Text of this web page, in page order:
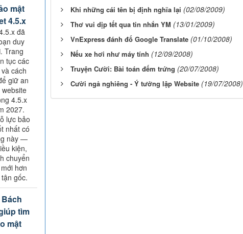
Khi những cái tên bị định nghĩa lại (02/08/2009)
Thơ vui dịp tết qua tin nhắn YM (13/01/2009)
VnExpress đánh đố Google Translate (01/10/2008)
Nếu xe hơi như máy tính (12/09/2008)
Truyện Cười: Bài toán đếm trứng (20/07/2008)
Cười ngả nghiêng - Ý tưởng lập Website (19/07/2008)
mật
4.5.x
đã
duy
Trang
tục các
cách
giữ an
4.5.x
2027.
lực bảo
nhất có
này —
kiện,
chuyển
hơn
gốc.
tìm
mật